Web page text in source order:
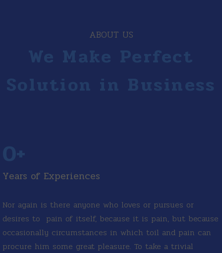
ABOUT US
We Make Perfect
Solution in Business
0
Years of Experiences
Nor again is there anyone who loves or pursues or
desires to pain of itself, because it is pain, but because
occasionally circumstances in which toil and pain can
procure him some great pleasure. To take a trivial